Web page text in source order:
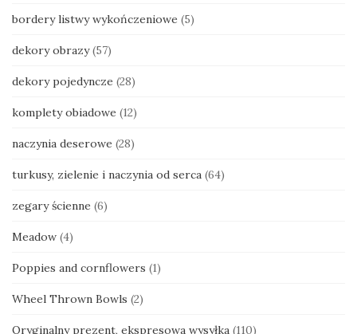
bordery listwy wykończeniowe (5)
dekory obrazy (57)
dekory pojedyncze (28)
komplety obiadowe (12)
naczynia deserowe (28)
turkusy, zielenie i naczynia od serca (64)
zegary ścienne (6)
Meadow (4)
Poppies and cornflowers (1)
Wheel Thrown Bowls (2)
Oryginalny prezent, ekspresowa wysyłka (110)